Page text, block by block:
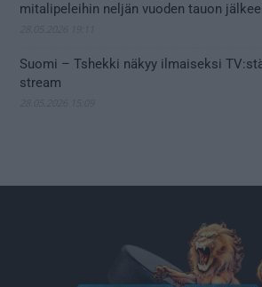
mitalipeleihin neljän vuoden tauon
Suomi – Tshekki näkyy ilmaiseksi
stream